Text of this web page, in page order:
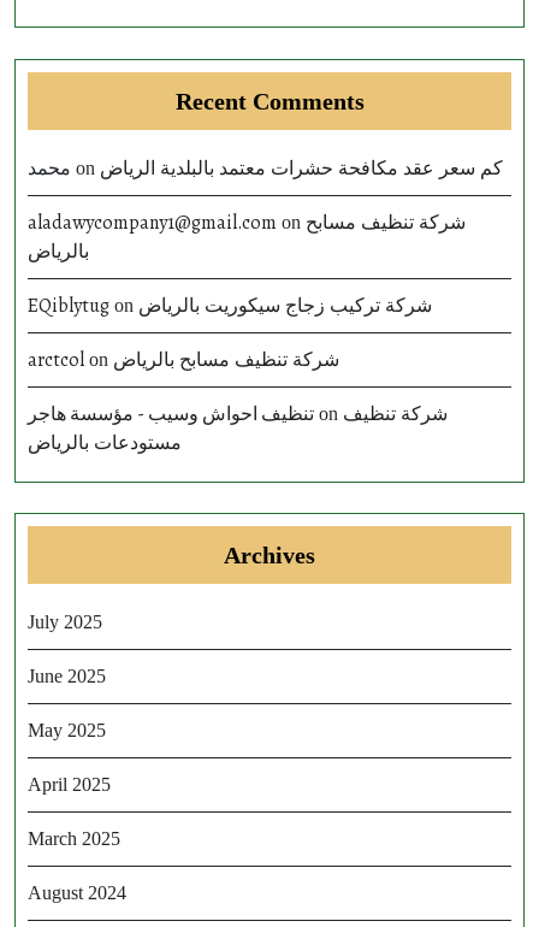
Recent Comments
محمد on كم سعر عقد مكافحة حشرات معتمد بالبلدية الرياض
aladawycompany1@gmail.com on شركة تنظيف مسابح
بالرياض
EQiblytug on شركة تركيب زجاج سيكوريت بالرياض
arctcol on شركة تنظيف مسابح بالرياض
تنظيف احواش وسيب - مؤسسة هاجر on شركة تنظيف
مستودعات بالرياض
Archives
July 2025
June 2025
May 2025
April 2025
March 2025
August 2024